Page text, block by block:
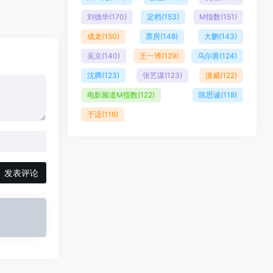
发表评论
刘德华(170) 定档(153) M指数(151)
成龙(150) 票房(148) 大鹏(143)
吴京(140) 王一博(129) 乌尔善(124)
沈腾(123) 张艺谋(123) 漫威(122)
电影频道M指数(122) 陈思诚(118)
于适(116)